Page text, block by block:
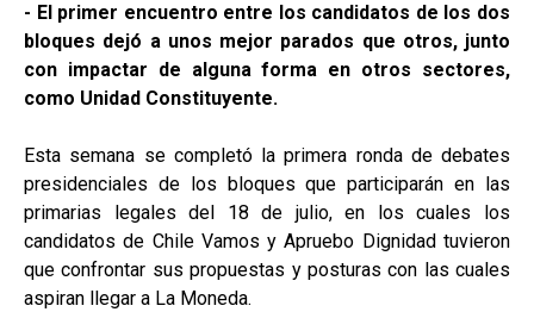
- El primer encuentro entre los candidatos de los dos
bloques dejó a unos mejor parados que otros, junto
con impactar de alguna forma en otros sectores,
como Unidad Constituyente.
Esta semana se completó la primera ronda de debates
presidenciales de los bloques que participarán en las
primarias legales del 18 de julio, en los cuales los
candidatos de Chile Vamos y Apruebo Dignidad tuvieron
que confrontar sus propuestas y posturas con las cuales
aspiran llegar a La Moneda.